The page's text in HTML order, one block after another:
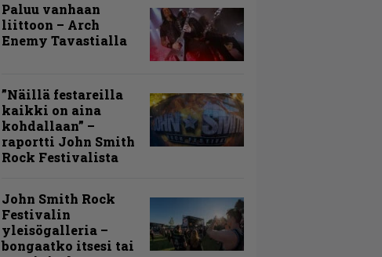
Paluu vanhaan
liittoon – Arch
Enemy Tavastialla
”Näillä festareilla
kaikki on aina
kohdallaan” –
raportti John Smith
Rock Festivalista
John Smith Rock
Festivalin
yleisögalleria –
bongaatko itsesi tai